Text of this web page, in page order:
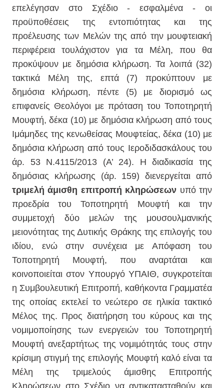
επελέγησαν στο Σχέδιο - εσφαλμένα - οι
προϋποθέσεις της εντοπιότητας και της
προέλευσης των Μελών της από την μουφτειακή
περιφέρεια τουλάχιστον για τα Μέλη, που θα
προκύψουν με δημόσια κλήρωση. Τα λοιπά (32)
τακτικά Μέλη της, επτά (7) προκύπτουν με
δημόσια κλήρωση, πέντε (5) με διορισμό ως
επιφανείς Θεολόγοι με πρόταση του Τοποτηρητή
Μουφτή, δέκα (10) με δημόσια κλήρωση από τους
Ιμάμηδες της κενωθείσας Μουφτείας, δέκα (10) με
δημόσια κλήρωση από τους Ιεροδιδασκάλους του
άρ. 53 Ν.4115/2013 (Α’ 24). Η διαδικασία της
δημόσιας κλήρωσης (άρ. 159) διενεργείται από
τριμελή άμισθη επιτροπή κληρώσεων υπό την
προεδρία του Τοποτηρητή Μουφτή και την
συμμετοχή δύο μελών της μουσουλμανικής
μειονότητας της Δυτικής Θράκης της επιλογής του
ιδίου, ενώ στην συνέχεια με Απόφαση του
Τοποτηρητή Μουφτή, που αναρτάται και
κοινοποιείται στον Υπουργό ΥΠΑΙΘ, συγκροτείται
η Συμβουλευτική Επιτροπή, καθήκοντα Γραμματέα
της οποίας εκτελεί το νεώτερο σε ηλικία τακτικό
Μέλος της. Προς διατήρηση του κύρους και της
νομιμοποίησης των ενεργειών του Τοποτηρητή
Μουφτή ανεξαρτήτως της νομιμότητάς τους στην
κρίσιμη στιγμή της επιλογής Μουφτή καλό είναι τα
Μέλη της τριμελούς άμισθης Επιτροπής